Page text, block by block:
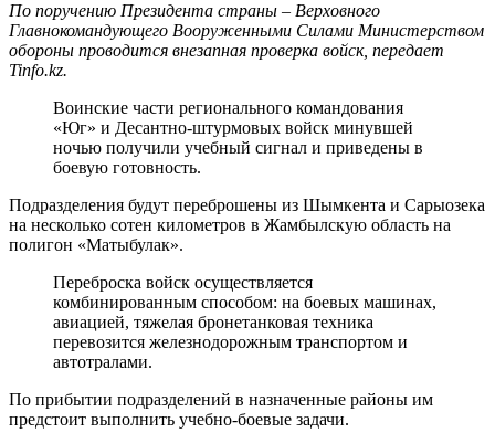
По поручению Президента страны – Верховного
Главнокомандующего Вооруженными Силами Министерством
обороны проводится внезапная проверка войск, передает
Tinfo.kz.
Воинские части регионального командования
«Юг» и Десантно-штурмовых войск минувшей
ночью получили учебный сигнал и приведены в
боевую готовность.
Подразделения будут переброшены из Шымкента и Сарыозека
на несколько сотен километров в Жамбылскую область на
полигон «Матыбулак».
Переброска войск осуществляется
комбинированным способом: на боевых машинах,
авиацией, тяжелая бронетанковая техника
перевозится железнодорожным транспортом и
автотралами.
По прибытии подразделений в назначенные районы им
предстоит выполнить учебно-боевые задачи.